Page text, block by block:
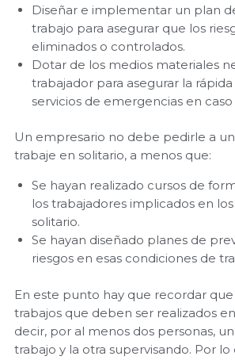
Diseñar e implementar un plan
trabajo para asegurar que los
eliminados o controlados.
Dotar de los medios materiales
trabajador para asegurar la
servicios de emergencias en
Un empresario no debe pedirle a
trabaje en solitario, a menos que:
Se hayan realizado cursos de
los trabajadores implicados en
solitario.
Se hayan diseñado planes de
riesgos en esas condiciones de
En este punto hay que recordar
trabajos que deben ser realizados
decir, por al menos dos personas,
trabajo y la otra supervisando. Por